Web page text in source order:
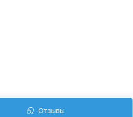
Отзывы